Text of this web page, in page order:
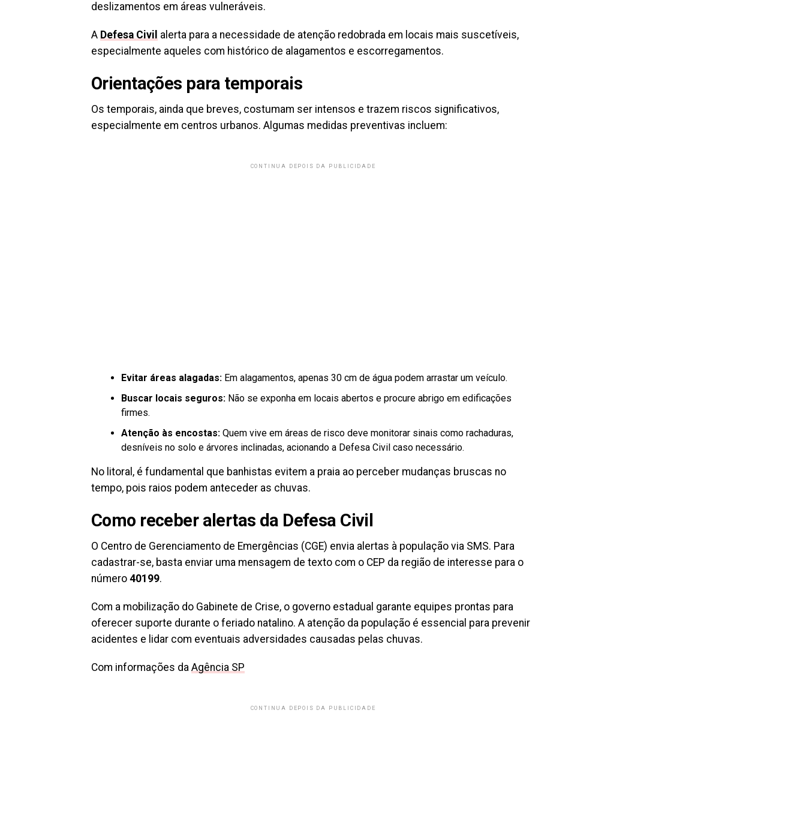
deslizamentos em áreas vulneráveis.
A Defesa Civil alerta para a necessidade de atenção redobrada em locais mais suscetíveis,
especialmente aqueles com histórico de alagamentos e escorregamentos.
Orientações para temporais
Os temporais, ainda que breves, costumam ser intensos e trazem riscos significativos,
especialmente em centros urbanos. Algumas medidas preventivas incluem:
CONTINUA DEPOIS DA PUBLICIDADE
Evitar áreas alagadas: Em alagamentos, apenas 30 cm de água podem arrastar um veículo.
Buscar locais seguros: Não se exponha em locais abertos e procure abrigo em edificações
firmes.
Atenção às encostas: Quem vive em áreas de risco deve monitorar sinais como rachaduras,
desníveis no solo e árvores inclinadas, acionando a Defesa Civil caso necessário.
No litoral, é fundamental que banhistas evitem a praia ao perceber mudanças bruscas no
tempo, pois raios podem anteceder as chuvas.
Como receber alertas da Defesa Civil
O Centro de Gerenciamento de Emergências (CGE) envia alertas à população via SMS. Para
cadastrar-se, basta enviar uma mensagem de texto com o CEP da região de interesse para o
número 40199.
Com a mobilização do Gabinete de Crise, o governo estadual garante equipes prontas para
oferecer suporte durante o feriado natalino. A atenção da população é essencial para prevenir
acidentes e lidar com eventuais adversidades causadas pelas chuvas.
Com informações da Agência SP
CONTINUA DEPOIS DA PUBLICIDADE